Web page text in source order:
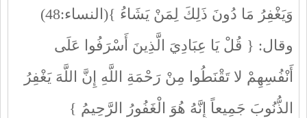
وَيَغْفِرُ مَا دُونَ ذَلِكَ لِمَنْ يَشَاءُ }(النساء:48)
وقال: { قُلْ يَا عِبَادِيَ الَّذِينَ أَسْرَفُوا عَلَى
أَنْفُسِهِمْ لا تَقْنَطُوا مِنْ رَحْمَةِ اللَّهِ إِنَّ اللَّهَ يَغْفِرُ
الذُّنُوبَ جَمِيعاً إِنَّهُ هُوَ الْغَفُورُ الرَّحِيمُ }